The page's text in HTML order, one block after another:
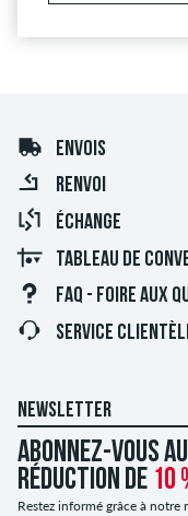
ENVOIS
RENVOI
ÉCHANGE
TABLEAU DE
FAQ - FOIRE AUX
SERVICE
NEWSLETTER
Abonnez-vous
réduction de 10
Restez informé grâce à notre